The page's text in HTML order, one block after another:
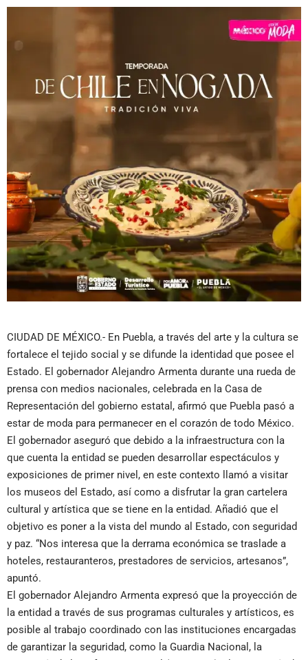
CIUDAD DE MÉXICO.- En Puebla, a través del arte y la cultura se
fortalece el tejido social y se difunde la identidad que posee el
Estado. El gobernador Alejandro Armenta durante una rueda de
prensa con medios nacionales, celebrada en la Casa de
Representación del gobierno estatal, afirmó que Puebla pasó a
estar de moda para permanecer en el corazón de todo México.
El gobernador aseguró que debido a la infraestructura con la
que cuenta la entidad se pueden desarrollar espectáculos y
exposiciones de primer nivel, en este contexto llamó a visitar
los museos del Estado, así como a disfrutar la gran cartelera
cultural y artística que se tiene en la entidad. Añadió que el
objetivo es poner a la vista del mundo al Estado, con seguridad
y paz. “Nos interesa que la derrama económica se traslade a
hoteles, restauranteros, prestadores de servicios, artesanos”,
apuntó.
El gobernador Alejandro Armenta expresó que la proyección de
la entidad a través de sus programas culturales y artísticos, es
posible al trabajo coordinado con las instituciones encargadas
de garantizar la seguridad, como la Guardia Nacional, la